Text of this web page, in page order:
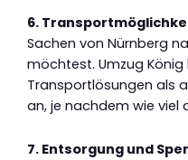
6.
Sachen von Nürnberg
möchtest. Umzug
Transportlösungen als
an, je nachdem wie
7. Entsorgung und